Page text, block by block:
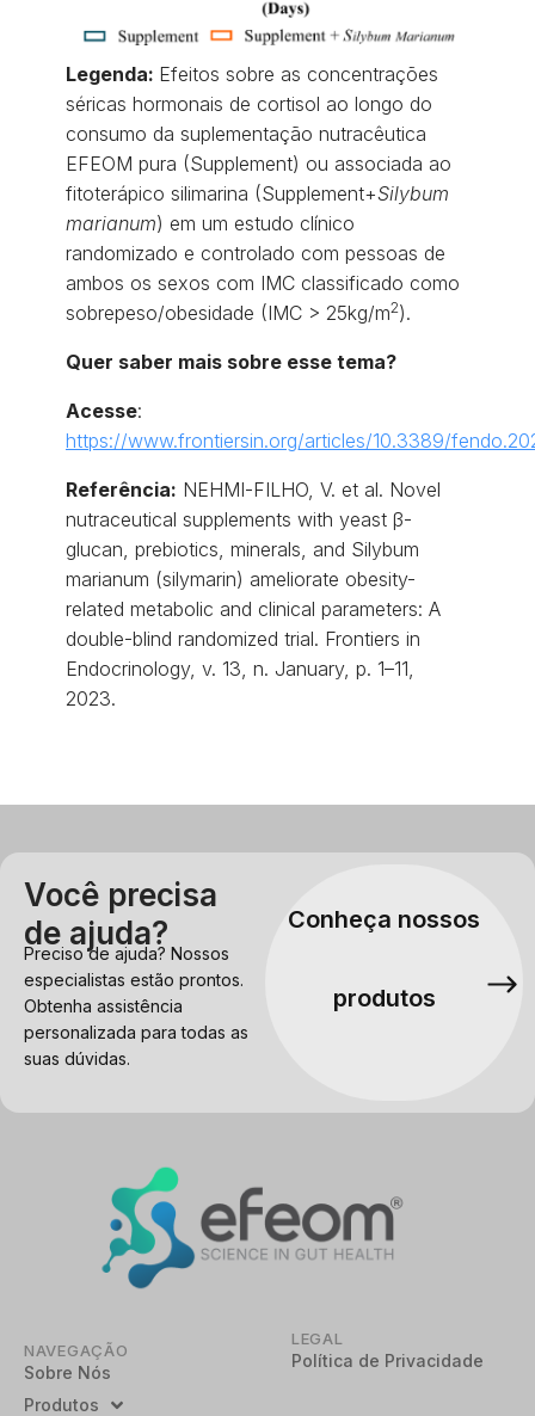
Legenda: Efeitos sobre as concentrações
séricas hormonais de cortisol ao longo do
consumo da suplementação nutracêutica
EFEOM pura (Supplement) ou associada ao
fitoterápico silimarina (Supplement+Silybum
marianum) em um estudo clínico
randomizado e controlado com pessoas de
ambos os sexos com IMC classificado como
sobrepeso/obesidade (IMC > 25kg/m2).
Quer saber mais sobre esse tema?
Acesse:
https://www.frontiersin.org/articles/10.3389/
Referência: NEHMI-FILHO, V. et al. Novel
nutraceutical supplements with yeast β-
glucan, prebiotics, minerals, and Silybum
marianum (silymarin) ameliorate obesity-
related metabolic and clinical parameters: A
double-blind randomized trial. Frontiers in
Endocrinology, v. 13, n. January, p. 1–11,
2023.
Você precisa
de ajuda?
Preciso de ajuda? Nossos
especialistas estão prontos.
Obtenha assistência
personalizada para todas as
suas dúvidas.
Conheça nossos
produtos
NAVEGAÇÃO
Sobre Nós
Produtos
LEGAL
Política de Privacidade